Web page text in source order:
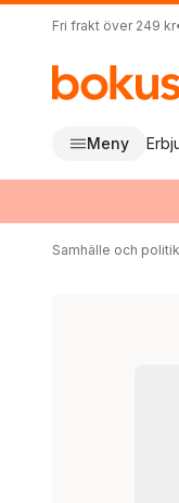
Fri frakt över 249 kr
Meny
Samhälle och politik